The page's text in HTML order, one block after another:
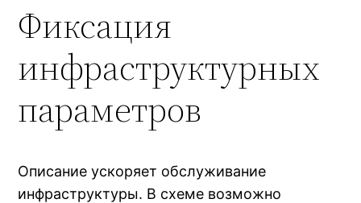
Фиксация
инфраструктурных
параметров
Описание ускоряет обслуживание
инфраструктуры. В схеме возможно